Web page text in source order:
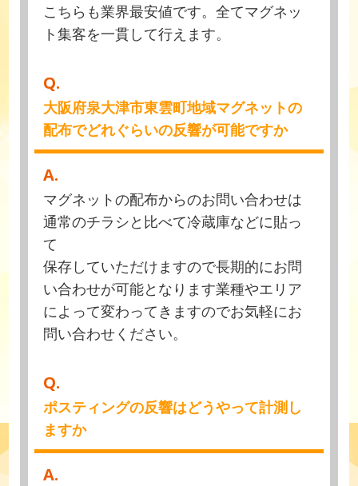
こちらも業界最安値です。全てマグネッ
ト集客を一貫して行えます。
Q.
大阪府泉大津市東雲町地域マグネットの
配布でどれぐらいの反響が可能ですか
A.
マグネットの配布からのお問い合わせは
通常のチラシと比べて冷蔵庫などに貼っ
て
保存していただけますので長期的にお問
い合わせが可能となります業種やエリア
によって変わってきますのでお気軽にお
問い合わせください。
Q.
ポスティングの反響はどうやって計測し
ますか
A.